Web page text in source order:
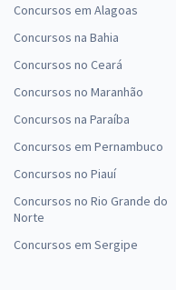
Concursos em Alagoas
Concursos na Bahia
Concursos no Ceará
Concursos no Maranhão
Concursos na Paraíba
Concursos em Pernambuco
Concursos no Piauí
Concursos no Rio Grande do
Norte
Concursos em Sergipe